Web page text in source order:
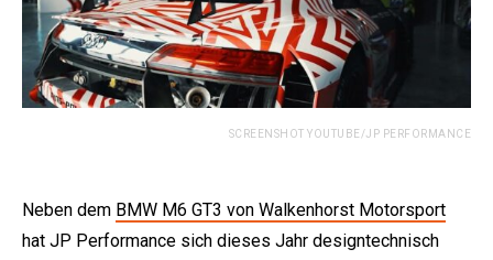
SCREENSHOT YOUTUBE/JP PERFORMANCE
Neben dem BMW M6 GT3 von Walkenhorst Motorsport
hat JP Performance sich dieses Jahr designtechnisch